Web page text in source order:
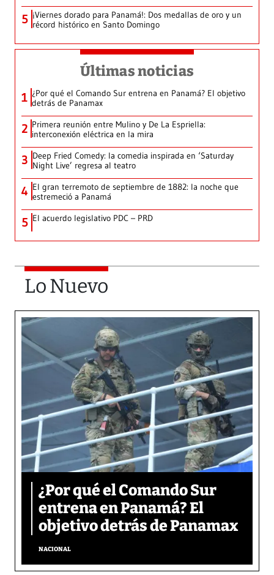
5 ¡Viernes dorado para Panamá!: Dos medallas de oro y un
récord histórico en Santo Domingo
Últimas noticias
1 ¿Por qué el Comando Sur entrena en Panamá? El objetivo
detrás de Panamax
2 Primera reunión entre Mulino y De La Espriella:
interconexión eléctrica en la mira
3 Deep Fried Comedy: la comedia inspirada en ‘Saturday
Night Live’ regresa al teatro
4 El gran terremoto de septiembre de 1882: la noche que
estremeció a Panamá
5 El acuerdo legislativo PDC – PRD
Lo Nuevo
¿Por qué el Comando Sur
entrena en Panamá? El
objetivo detrás de Panamax
NACIONAL